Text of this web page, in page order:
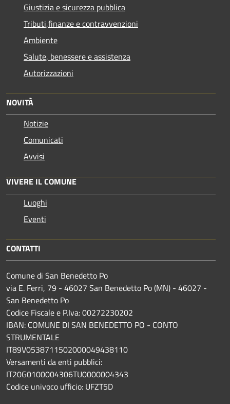
Giustizia e sicurezza pubblica
Tributi,finanze e contravvenzioni
Ambiente
Salute, benessere e assistenza
Autorizzazioni
NOVITÀ
Notizie
Comunicati
Avvisi
VIVERE IL COMUNE
Luoghi
Eventi
CONTATTI
Comune di San Benedetto Po
via E. Ferri, 79 - 46027 San Benedetto Po (MN) - 46027 -
San Benedetto Po
Codice Fiscale e P.Iva: 00272230202
IBAN: COMUNE DI SAN BENEDETTO PO - CONTO
STRUMENTALE
IT89V0538711502000049438110
Versamenti da enti pubblici:
IT20G0100004306TU0000004343
Codice univoco ufficio: UFZT5D